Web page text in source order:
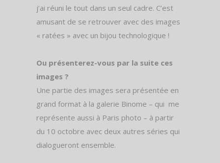
j’ai réuni le tout dans un seul cadre. C’est
amusant de se retrouver avec des images
« ratées » avec un bijou technologique !
Ou présenterez-vous par la suite ces
images ?
Une partie des images sera présentée en
grand format à la galerie Binome – qui me
représente aussi à Paris photo – à partir
du 10 octobre avec deux autres séries qui
dialogueront ensemble.